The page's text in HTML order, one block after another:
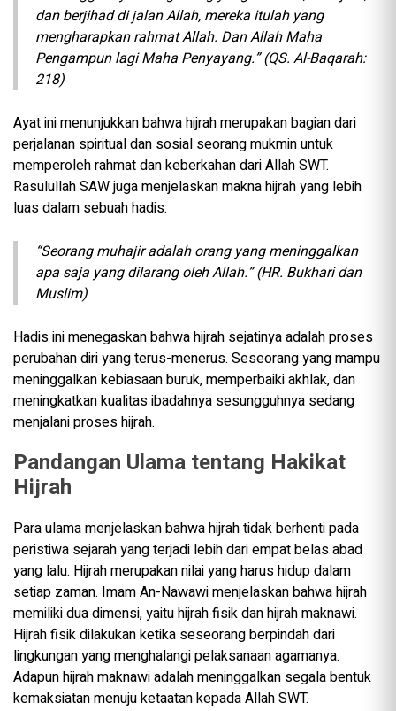
dan berjihad di jalan Allah, mereka itulah yang
mengharapkan rahmat Allah. Dan Allah Maha
Pengampun lagi Maha Penyayang.” (QS. Al-Baqarah:
218)
Ayat ini menunjukkan bahwa hijrah merupakan bagian dari
perjalanan spiritual dan sosial seorang mukmin untuk
memperoleh rahmat dan keberkahan dari Allah SWT.
Rasulullah SAW juga menjelaskan makna hijrah yang lebih
luas dalam sebuah hadis:
“Seorang muhajir adalah orang yang meninggalkan
apa saja yang dilarang oleh Allah.” (HR. Bukhari dan
Muslim)
Hadis ini menegaskan bahwa hijrah sejatinya adalah proses
perubahan diri yang terus-menerus. Seseorang yang mampu
meninggalkan kebiasaan buruk, memperbaiki akhlak, dan
meningkatkan kualitas ibadahnya sesungguhnya sedang
menjalani proses hijrah.
Pandangan Ulama tentang Hakikat
Hijrah
Para ulama menjelaskan bahwa hijrah tidak berhenti pada
peristiwa sejarah yang terjadi lebih dari empat belas abad
yang lalu. Hijrah merupakan nilai yang harus hidup dalam
setiap zaman. Imam An-Nawawi menjelaskan bahwa hijrah
memiliki dua dimensi, yaitu hijrah fisik dan hijrah maknawi.
Hijrah fisik dilakukan ketika seseorang berpindah dari
lingkungan yang menghalangi pelaksanaan agamanya.
Adapun hijrah maknawi adalah meninggalkan segala bentuk
kemaksiatan menuju ketaatan kepada Allah SWT.